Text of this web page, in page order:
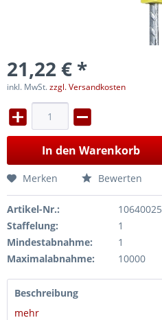
21,22 € *
inkl. MwSt.zzgl. Versandkosten
In den Warenkorb
Merken Bewerten
Artikel-Nr.:
10640025
Staffelung:
1
Mindestabnahme:
1
Maximalabnahme:
10000
Beschreibung
mehr